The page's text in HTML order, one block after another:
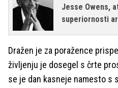
Jesse Owens,
superiornosti
Dražen je za poražence
življenju je dosegel s črte
se je dan kasneje namesto s